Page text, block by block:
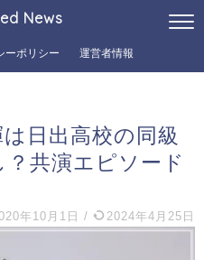
News
ーポリシー 運営者情報
日出高校の同級
共演エピソード
年10月1日 / 2024年4月25日